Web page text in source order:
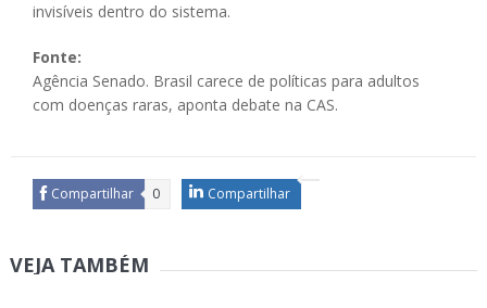
invisíveis dentro do sistema.
Fonte:
Agência Senado. Brasil carece de políticas para adultos
com doenças raras, aponta debate na CAS.
Compartilhar 0 Compartilhar
VEJA TAMBÉM